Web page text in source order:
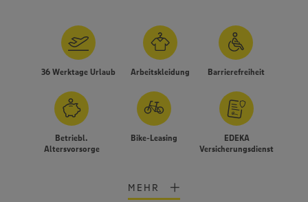
36 Werktage Urlaub Arbeitskleidung Barrierefreiheit
Betriebl.
Altersvorsorge
Bike-Leasing
EDEKA
Versicherungsdienst
MEHR